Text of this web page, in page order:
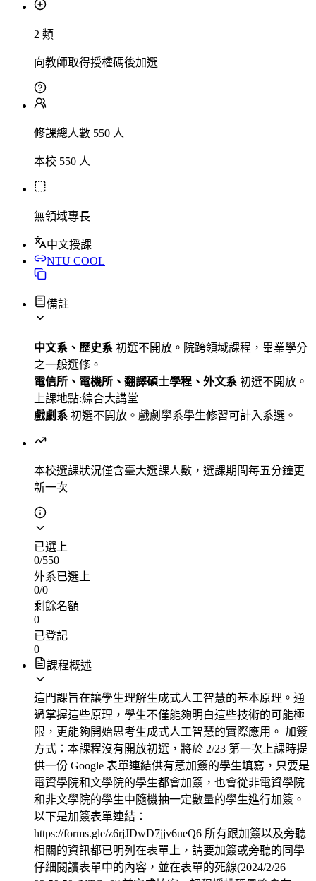
2 類
向教師取得授權碼後加選
修課總人數 550 人
本校 550 人
無領域專長
中文授課
NTU COOL
備註
中文系、歷史系 初選不開放。院跨領域課程，畢業學分
之一般選修。
電信所、電機所、翻譯碩士學程、外文系 初選不開放。
上課地點:綜合大講堂
戲劇系 初選不開放。戲劇學系學生修習可計入系選。
本校選課狀況僅含臺大選課人數，選課期間每五分鐘更
新一次
已選上
0/550
外系已選上
0/0
剩餘名額
0
已登記
0
課程概述
這門課旨在讓學生理解生成式人工智慧的基本原理。通
過掌握這些原理，學生不僅能夠明白這些技術的可能極
限，更能夠開始思考生成式人工智慧的實際應用。 加簽
方式：本課程沒有開放初選，將於 2/23 第一次上課時提
供一份 Google 表單連結供有意加簽的學生填寫，只要是
電資學院和文學院的學生都會加簽，也會從非電資學院
和非文學院的學生中隨機抽一定數量的學生進行加簽。
以下是加簽表單連結：
https://forms.gle/z6rjJDwD7jjv6ueQ6 所有跟加簽以及旁聽
相關的資訊都已明列在表單上，請要加簽或旁聽的同學
仔細閱讀表單中的內容，並在表單的死線(2024/2/26